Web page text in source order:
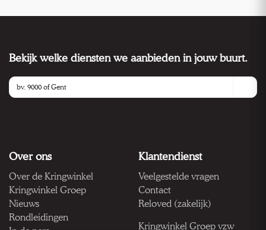
Bekijk welke diensten we aanbieden in jouw buurt.
Over ons
Over de Kringwinkel
Kringwinkel Groep
Nieuws
Rondleidingen
Klantendienst
Veelgestelde vragen
Contact
Reloved (zakelijk)
Kringwinkel Groep vzw